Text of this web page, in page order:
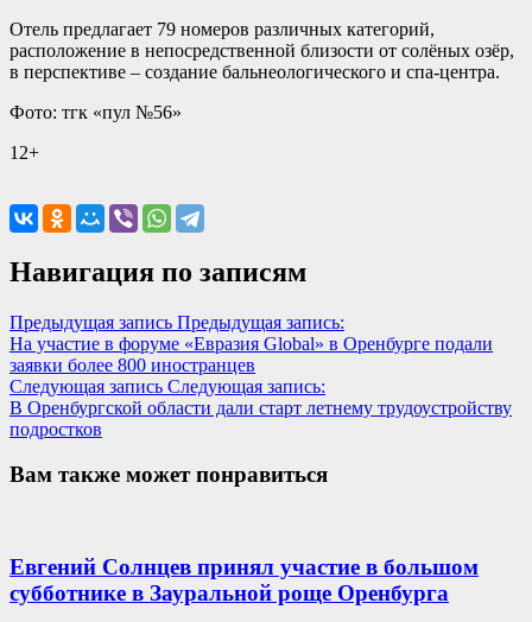
Отель предлагает 79 номеров различных категорий,
расположение в непосредственной близости от солёных озёр,
в перспективе – создание бальнеологического и спа-центра.
Фото: тгк «пул №56»
12+
Навигация по записям
Предыдущая запись Предыдущая запись:
На участие в форуме «Евразия Global» в Оренбурге подали
заявки более 800 иностранцев
Следующая запись Следующая запись:
В Оренбургской области дали старт летнему трудоустройству
подростков
Вам также может понравиться
Евгений Солнцев принял участие в большом
субботнике в Зауральной роще Оренбурга